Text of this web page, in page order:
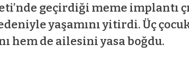
geçirdiği meme implantı
yaşamını yitirdi. Üç
hem de ailesini yasa boğdu.